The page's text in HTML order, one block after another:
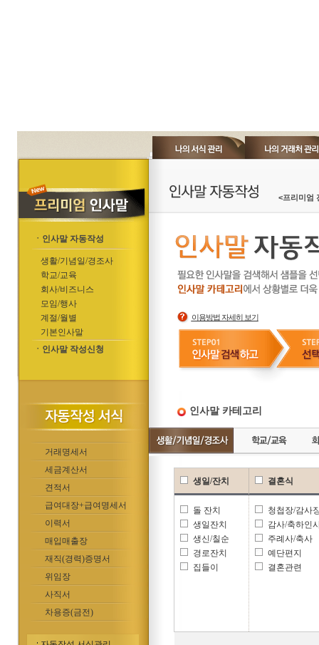
ㆍ인사말 자동작성
생활/기념일/경조사
학교/교육
회사/비즈니스
모임/행사
계절/월별
기본인사말
ㆍ인사말 작성신청
거래명세서
세금계산서
견적서
급여대장+급여명세서
이력서
매입매출장
재직(경력)증명서
위임장
사직서
차용증(금전)
<프리미엄
이용방법 자세히 보기
인사말 카테고리
생일/잔치
돌 잔치
생일잔치
생신/칠순
경로잔치
집들이
결혼식
청첩장/감사
감사/축하인
주례사/축사
예단편지
결혼관련